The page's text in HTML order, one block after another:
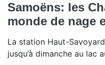
Samoëns: les
monde de nage
La station Haut-
jusqu’à dimanche au lac